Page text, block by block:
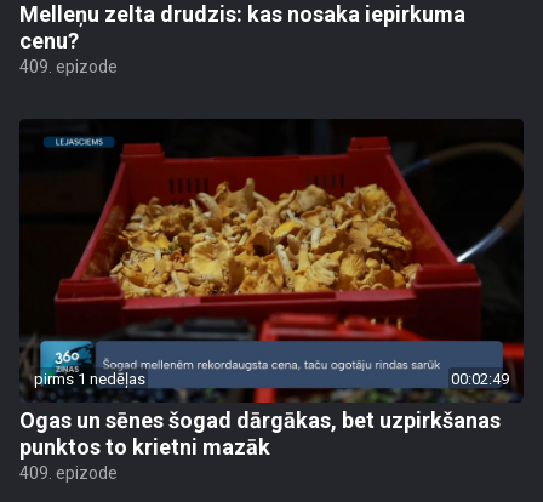
Melleņu zelta drudzis: kas nosaka iepirkuma
cenu?
409. epizode
pirms 1 nedēļas 00:02:49
Ogas un sēnes šogad dārgākas, bet uzpirkšanas
punktos to krietni mazāk
409. epizode